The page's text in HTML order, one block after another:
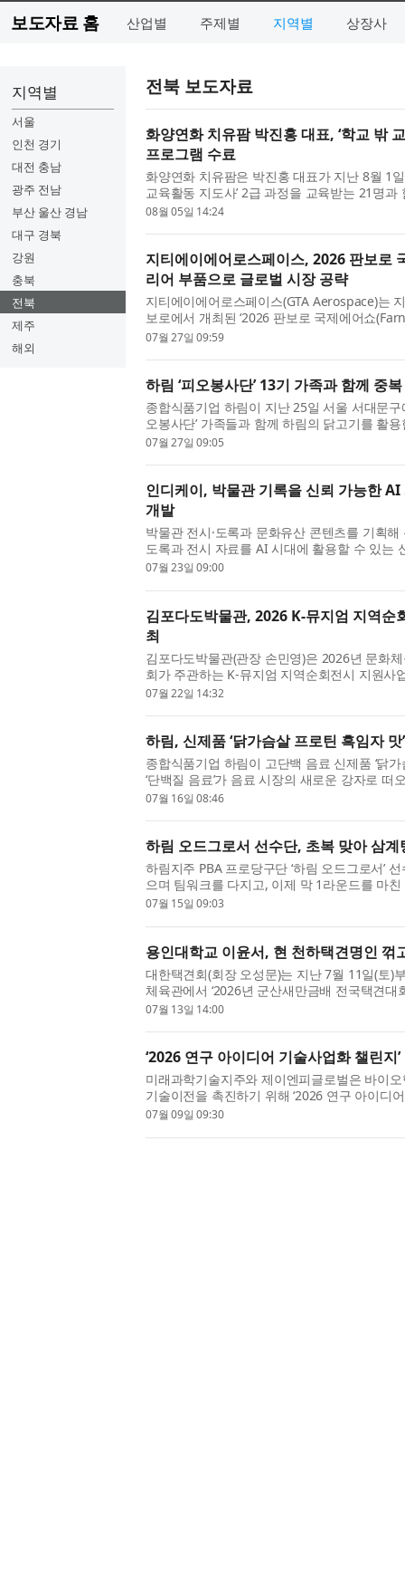
보도자료 홈 산업별 주제별 지역별 상장사
지역별
서울
인천 경기
대전 충남
광주 전남
부산 울산 경남
대구 경북
강원
충북
전북
제주
해외
전북 보도자료
화양연화 치유팜 박진홍 대표, ‘학교 밖
프로그램 수료
화양연화 치유팜은 박진홍 대표가 지난 8월 1
교육활동 지도사’ 2급 과정을 교육받는 21명과
램’​을 성공적으로 수료했다고 밝혔다. 우석대
08월 05일 14:24
지티에이에어로스페이스, 2026 판보로
리어 부품으로 글로벌 시장 공략
지티에이에어로스페이스(GTA Aerospace)는
보로에서 개최된 ‘2026 판보로 국제에어쇼
2026)’에 참가해 항공기 인테리어 부품을 전시
07월 27일 09:59
하림 ‘피오봉사단’ 13기 가족과 함께 중
종합식품기업 하림이 지난 25일 서울 서대문구
오봉사단’ 가족들과 함께 하림의 닭고기를 활
‘피오봉사단’은 하림 임직원과 소비자 가족들이
07월 27일 09:05
인디케이, 박물관 기록을 신뢰 가능한 AI
개발
박물관 전시·도록과 문화유산 콘텐츠를 기획
도록과 전시 자료를 AI 시대에 활용할 수 있는
‘아트팩트 인사이트(ARTFACT INSIGHT, 이하
07월 23일 09:00
김포다도박물관, 2026 K-뮤지엄 지역순
최
김포다도박물관(관장 손민영)은 2026년 문화
회가 주관하는 K-뮤지엄 지역순회전시 지원사
개최한다. 이번 전시는 한국차박물관(8월 7일
07월 22일 14:32
하림, 신제품 ‘닭가슴살 프로틴 흑임자 맛
종합식품기업 하림이 고단백 음료 신제품 ‘닭
‘단백질 음료’가 음료 시장의 새로운 강자로 떠
맛’에 이어 ‘흑임자 맛’으로 소비자 선택지를 넓
07월 16일 08:46
하림 오드그로서 선수단, 초복 맞아 삼
하림지주 PBA 프로당구단 ‘하림 오드그로서’
으며 팀워크를 다지고, 이제 막 1라운드를 마친
선전을 다짐했다. ‘하림 오드그로서’는 2025년
07월 15일 09:03
용인대학교 이윤서, 현 천하택견명인 꺾
대한택견회(회장 오성문)는 지난 7월 11일(토)
체육관에서 ‘2026년 군산새만금배 전국택견
에 개최했다고 밝혔다. 이번 대회는 유네스코
07월 13일 14:00
‘2026 연구 아이디어 기술사업화 챌린지
미래과학기술지주와 제이엔피글로벌은 바이
기술이전을 촉진하기 위해 ‘2026 연구 아이디
엄) 운영한다고 밝혔다. 이번 챌린지는 보건복
07월 09일 09:30